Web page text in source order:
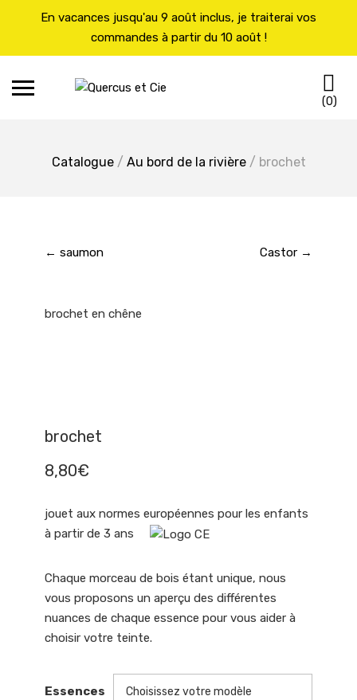
En vacances jusqu'au 9 août inclus, je traiterai vos
commandes à partir du 10 août !
(0)
Catalogue/ Au bord de la rivière/ brochet
← saumon Castor →
brochet en chêne
brochet
8,80€
jouet aux normes européennes pour les enfants
à partir de 3 ans
Chaque morceau de bois étant unique, nous
vous proposons un aperçu des différentes
nuances de chaque essence pour vous aider à
choisir votre teinte.
Essences